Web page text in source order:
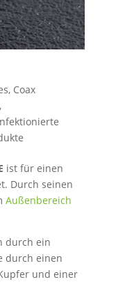
, Coax
,
ist für einen
Durch seinen
Außenbereich
durch ein
durch einen
und einer